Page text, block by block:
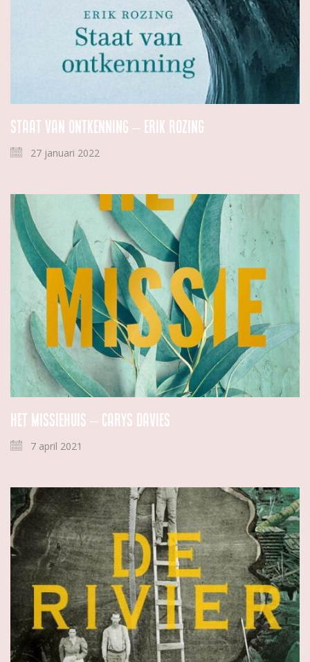
Staat van ontkenning – Erik Rozing
27 januari 2022
Het missiehuis – Carys Davies
7 april 2021